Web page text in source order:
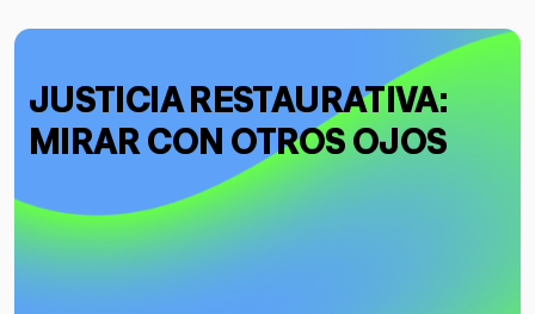
JUSTICIA RESTAURATIVA:
MIRAR CON OTROS OJOS